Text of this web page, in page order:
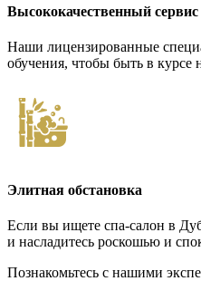
Высококачественный сервис
Наши лицензированные
обучения, чтобы быть в курсе
Элитная обстановка
Если вы ищете спа-салон в
и насладитесь роскошью и
Познакомьтесь с нашими